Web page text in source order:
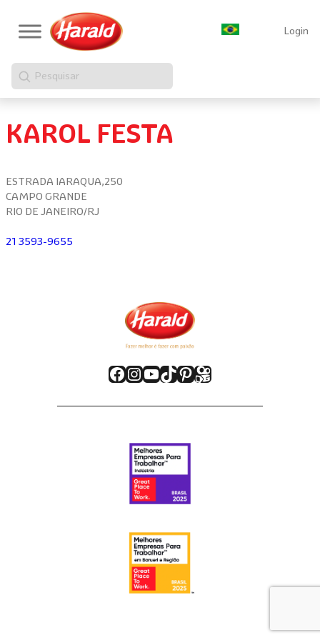
Login
Pesquisar
KAROL FESTA
ESTRADA IARAQUA,250
CAMPO GRANDE
RIO DE JANEIRO/RJ
21 3593-9655
Facebook
Instagram
Youtube
TikTok
Pinterest
Kwai